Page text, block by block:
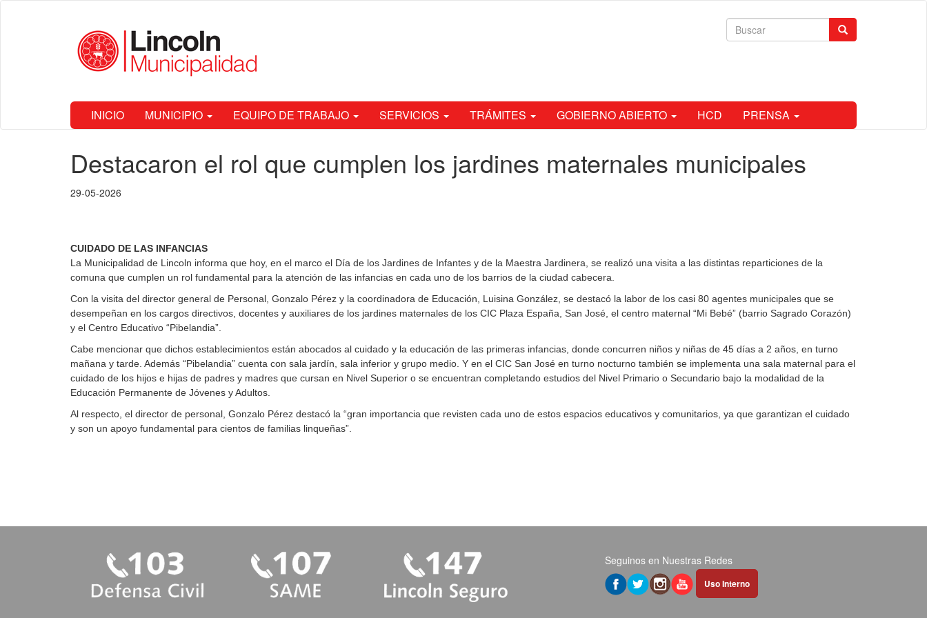
de Lincoln
Formulario
INICIO MUNICIPIO EQUIPO DE TRABAJO SERVICIOS TRÁMITES GOBIERNO ABIERTO HCD PRENSA
Contenido
principal
Destacaron el rol que cumplen los jardines maternales municipales
29-05-2026
CUIDADO DE LAS INFANCIAS
La Municipalidad de Lincoln informa que hoy, en el marco el Día de los Jardines de Infantes y de la Maestra Jardinera, se realizó una visita a las distintas reparticiones de la
comuna que cumplen un rol fundamental para la atención de las infancias en cada uno de los barrios de la ciudad cabecera.
Con la visita del director general de Personal, Gonzalo Pérez y la coordinadora de Educación, Luisina González, se destacó la labor de los casi 80 agentes municipales que se
desempeñan en los cargos directivos, docentes y auxiliares de los jardines maternales de los CIC Plaza España, San José, el centro maternal “Mi Bebé” (barrio Sagrado Corazón)
y el Centro Educativo “Pibelandia”.
Cabe mencionar que dichos establecimientos están abocados al cuidado y la educación de las primeras infancias, donde concurren niños y niñas de 45 días a 2 años, en turno
mañana y tarde. Además “Pibelandia” cuenta con sala jardín, sala inferior y grupo medio. Y en el CIC San José en turno nocturno también se implementa una sala maternal para el
cuidado de los hijos e hijas de padres y madres que cursan en Nivel Superior o se encuentran completando estudios del Nivel Primario o Secundario bajo la modalidad de la
Educación Permanente de Jóvenes y Adultos.
Al respecto, el director de personal, Gonzalo Pérez destacó la “gran importancia que revisten cada uno de estos espacios educativos y comunitarios, ya que garantizan el cuidado
y son un apoyo fundamental para cientos de familias linqueñas”.
Seguinos en Nuestras Redes
Abrir
hipervínculo
en
Uso Interno